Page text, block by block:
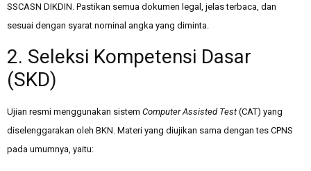
SSCASN DIKDIN. Pastikan semua dokumen legal, jelas terbaca, dan
sesuai dengan syarat nominal angka yang diminta.
2. Seleksi Kompetensi Dasar
(SKD)
Ujian resmi menggunakan sistem Computer Assisted Test(CAT) yang
diselenggarakan oleh BKN. Materi yang diujikan sama dengan tes CPNS
pada umumnya, yaitu: